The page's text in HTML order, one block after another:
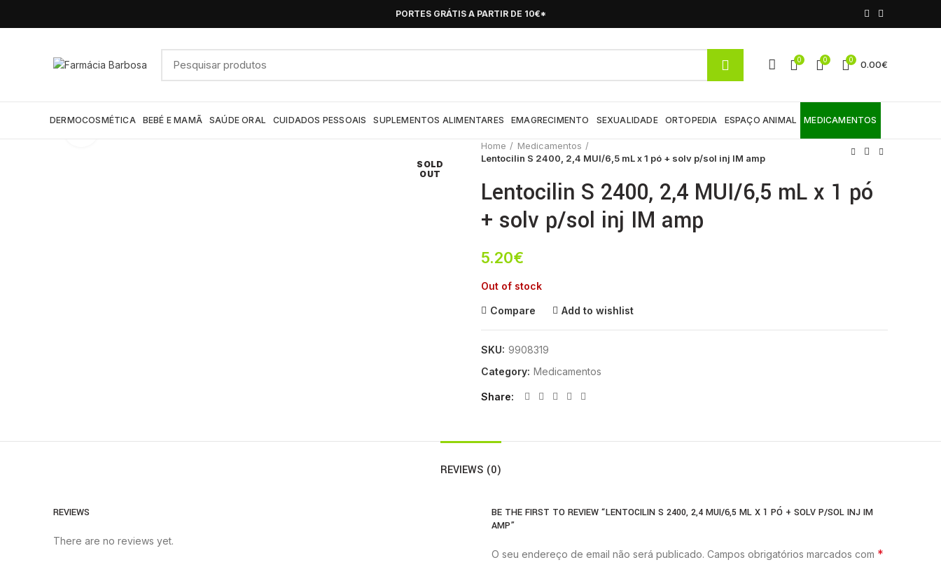
PORTES GRÁTIS A PARTIR DE 10€*
0 0 0 0.00€
DERMOCOSMÉTICA BEBÉ E MAMÃ SAÚDE ORAL CUIDADOS PESSOAIS SUPLEMENTOS ALIMENTARES EMAGRECIMENTO SEXUALIDADE ORTOPEDIA ESPAÇO ANIMAL MEDICAMENTOS
SOLD
OUT
Home
Medicamentos
Lentocilin S 2400, 2,4 MUI/6,5 mL x 1 pó + solv p/sol inj IM amp
Lentocilin S 2400, 2,4 MUI/6,5 mL x 1 pó
+ solv p/sol inj IM amp
5.20€
Out of stock
Compare Add to wishlist
SKU: 9908319
Category: Medicamentos
Share
REVIEWS (0)
REVIEWS
There are no reviews yet.
BE THE FIRST TO REVIEW “LENTOCILIN S 2400, 2,4 MUI/6,5 ML X 1 PÓ + SOLV P/SOL INJ IM
AMP”
O seu endereço de email não será publicado. Campos obrigatórios marcados com *